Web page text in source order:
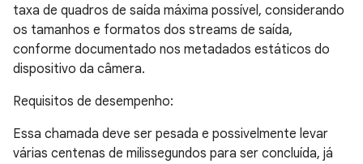
taxa de quadros de saída máxima possível, considerando
os tamanhos e formatos dos streams de saída,
conforme documentado nos metadados estáticos do
dispositivo da câmera.
Requisitos de desempenho:
Essa chamada deve ser pesada e possivelmente levar
várias centenas de milissegundos para ser concluída, já